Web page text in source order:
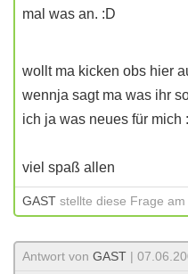
mal was an. :D
wollt ma kicken obs hier
wennja sagt ma was ihr
ich ja was neues für mich
viel spaß allen
GAST stellte diese Frage
Antwort von GAST |